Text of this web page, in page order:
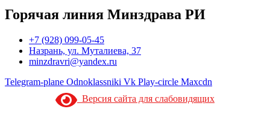
Горячая линия Минздрава РИ
+7 (928) 099-05-45
Назрань, ул. Муталиева, 37
minzdravri@yandex.ru
Telegram-plane Odnoklassniki Vk Play-circle Maxcdn
Версия сайта для слабовидящих